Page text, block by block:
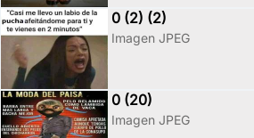
0 (2) (2)
Imagen JPEG
0 (20)
Imagen JPEG